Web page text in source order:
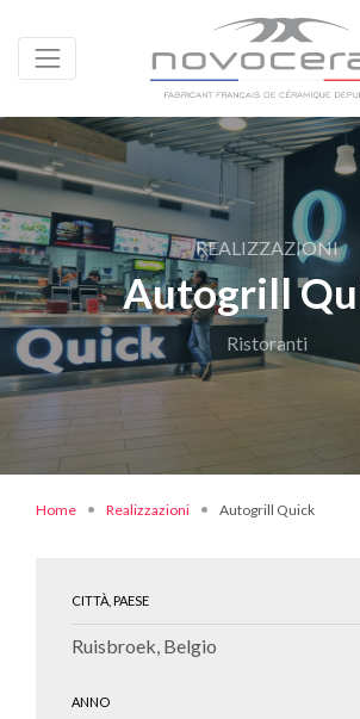
REALIZZAZIONI
Autogrill
Ristoranti
Home Realizzazioni Autogrill Quick
CITTÀ, PAESE
Ruisbroek, Belgio
ANNO